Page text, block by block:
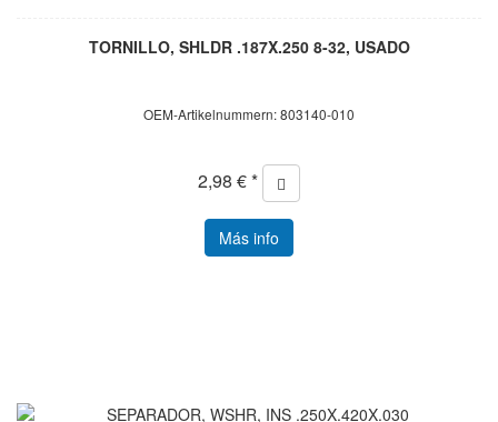
TORNILLO, SHLDR .187X.250 8-32, USADO
OEM-Artikelnummern: 803140-010
2,98 € *
Más info